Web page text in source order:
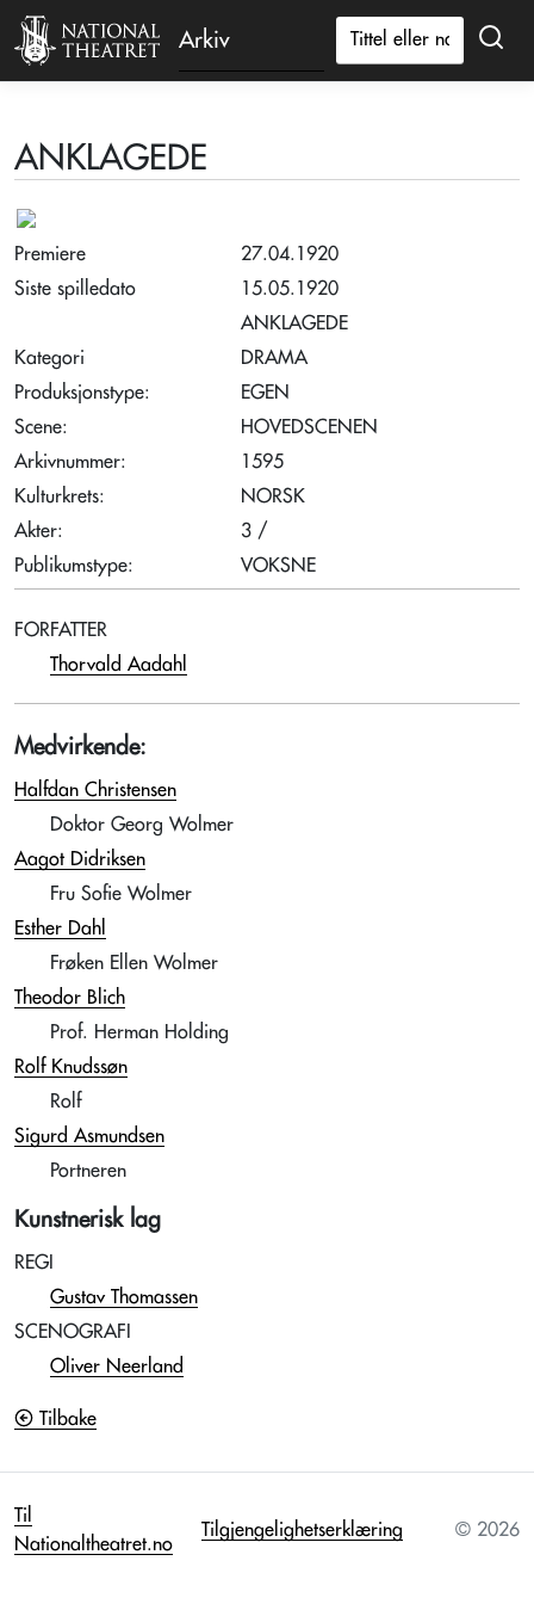
Arkiv
ANKLAGEDE
Premiere
27.04.1920
Siste spilledato
15.05.1920
ANKLAGEDE
Kategori
DRAMA
Produksjonstype:
EGEN
Scene:
HOVEDSCENEN
Arkivnummer:
1595
Kulturkrets:
NORSK
Akter:
3 /
Publikumstype:
VOKSNE
FORFATTER
Thorvald Aadahl
Medvirkende:
Halfdan Christensen
Doktor Georg Wolmer
Aagot Didriksen
Fru Sofie Wolmer
Esther Dahl
Frøken Ellen Wolmer
Theodor Blich
Prof. Herman Holding
Rolf Knudssøn
Rolf
Sigurd Asmundsen
Portneren
Kunstnerisk lag
REGI
Gustav Thomassen
SCENOGRAFI
Oliver Neerland
Tilbake
Til
Nationaltheatret.no
Tilgjengelighetserklæring © 2026